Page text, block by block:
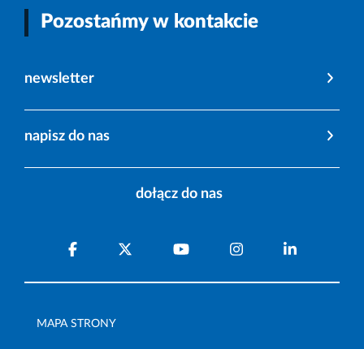
Pozostańmy w kontakcie
newsletter
napisz do nas
dołącz do nas
MAPA STRONY